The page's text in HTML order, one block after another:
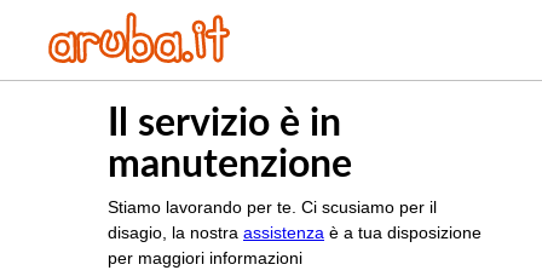
Il servizio è in
manutenzione
Stiamo lavorando per te. Ci scusiamo per il
disagio, la nostra assistenza è a tua disposizione
per maggiori informazioni